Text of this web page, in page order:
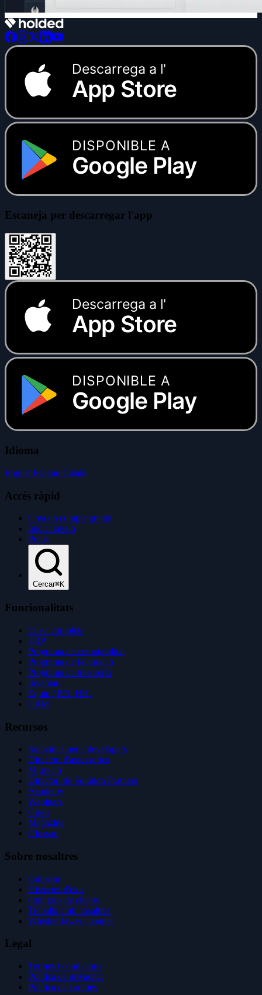
Descarrega a l'
App Store
DISPONIBLE A
Google Play
Escaneja per descarregar l'app
Descarrega a l'
App Store
DISPONIBLE A
Google Play
Idioma
EnglishEspañolCatalà
Accés ràpid
Crea un compte gratuït
Iniciar sessió
Preus
Cercar⌘K
Funcionalitats
Llista completa
ERP
Programa de comptabilitat
Programa de facturació
Programa de tresoreria
Inventari
Equip / RR. HH.
CRM
Recursos
Solucions per a developers
Directori d'assessories
Migració
Directori de Solution Partners
Academy
Webinars
Guies
Magazine
Glossari
Sobre nosaltres
Qui som
Històries d'èxit
Opinions de clients
Treballa amb nosaltres
Whistleblower channel
Legal
Termes i condicions
Política de privacitat
Política de cookies